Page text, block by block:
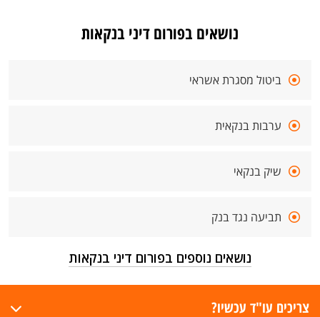
נושאים בפורום דיני בנקאות
ביטול מסגרת אשראי
ערבות בנקאית
שיק בנקאי
תביעה נגד בנק
נושאים נוספים בפורום דיני בנקאות
צריכים עו"ד עכשיו?